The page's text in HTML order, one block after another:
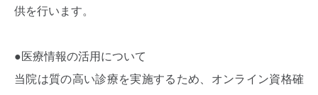
供を行います。
●医療情報の活用について
当院は質の高い診療を実施するため、オンライン資格確